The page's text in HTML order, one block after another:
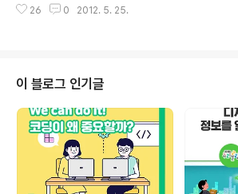
표강사들의 입시 설명회가 성황리에 막을 내렸습니다.이어
년의 고도 경주, 현대 호텔 다이아몬드 홀에서 5월 21일(월
교육의 우수성을 홍보하는 영상도 상영되어 한국교육의 미
래 비전을 세계의 많은 나라가 알 수 있습니다. 또한, 운영
성과와 우수사례 그리고 주요 교육 프로그램 소개 등의 내
용도 구성하였습니다. 먼저 축하의 분위기 속에서 진행된
교육홍보관의 개관식 현장을 살펴보실까요? ▲ 세계에 한
국의 교육을 널리 알릴 수 ..
26 0 2012. 5. 25.
이 블로그 인기글